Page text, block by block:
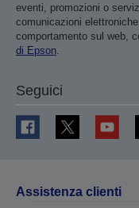
eventi, promozioni o
comunicazioni
comportamento sul web,
di Epson
Seguici
Assistenza clienti